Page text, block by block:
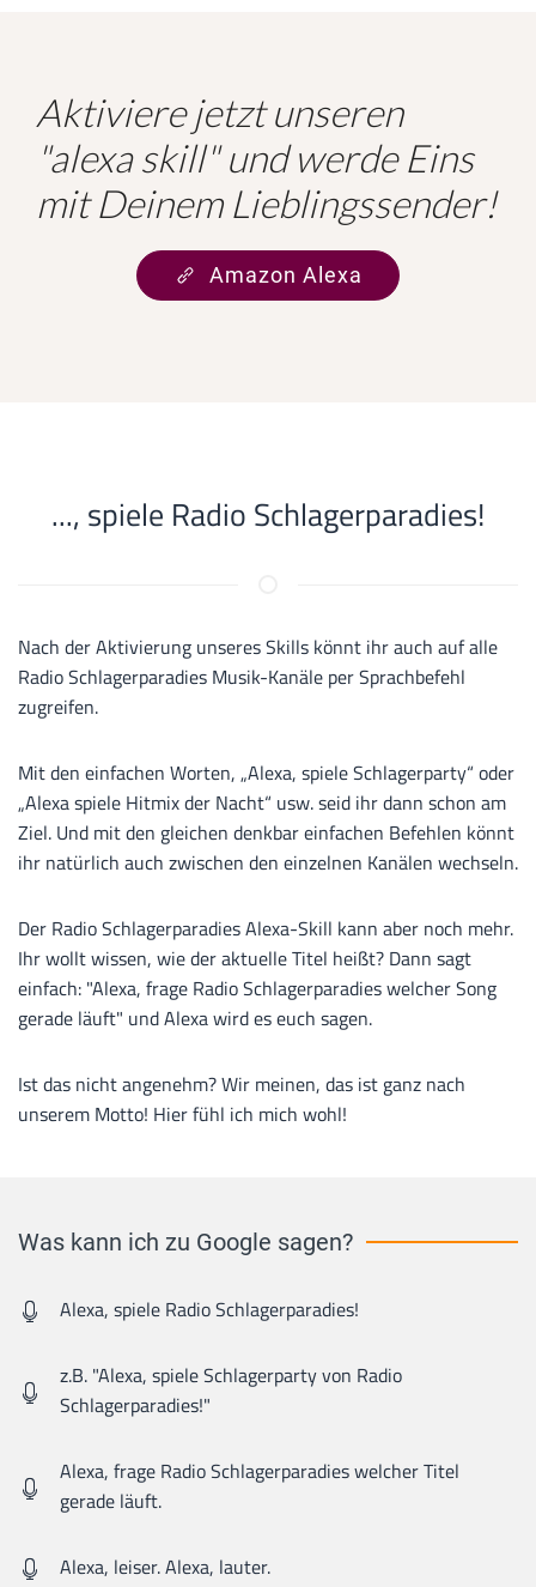
Aktiviere jetzt unseren
"alexa skill" und werde Eins
mit Deinem Lieblingssender!
Amazon Alexa
..., spiele Radio Schlagerparadies!
Nach der Aktivierung unseres Skills könnt ihr auch auf alle
Radio Schlagerparadies Musik-Kanäle per Sprachbefehl
zugreifen.
Mit den einfachen Worten, „Alexa, spiele Schlagerparty“ oder
„Alexa spiele Hitmix der Nacht“ usw. seid ihr dann schon am
Ziel. Und mit den gleichen denkbar einfachen Befehlen könnt
ihr natürlich auch zwischen den einzelnen Kanälen wechseln.
Der Radio Schlagerparadies Alexa-Skill kann aber noch mehr.
Ihr wollt wissen, wie der aktuelle Titel heißt? Dann sagt
einfach: "Alexa, frage Radio Schlagerparadies welcher Song
gerade läuft" und Alexa wird es euch sagen.
Ist das nicht angenehm? Wir meinen, das ist ganz nach
unserem Motto! Hier fühl ich mich wohl!
Was kann ich zu Google sagen?
Alexa, spiele Radio Schlagerparadies!
z.B. "Alexa, spiele Schlagerparty von Radio
Schlagerparadies!"
Alexa, frage Radio Schlagerparadies welcher Titel
gerade läuft.
Alexa, leiser.Alexa, lauter.